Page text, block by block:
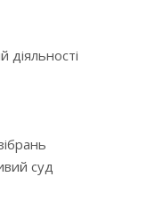
діяльності
суд